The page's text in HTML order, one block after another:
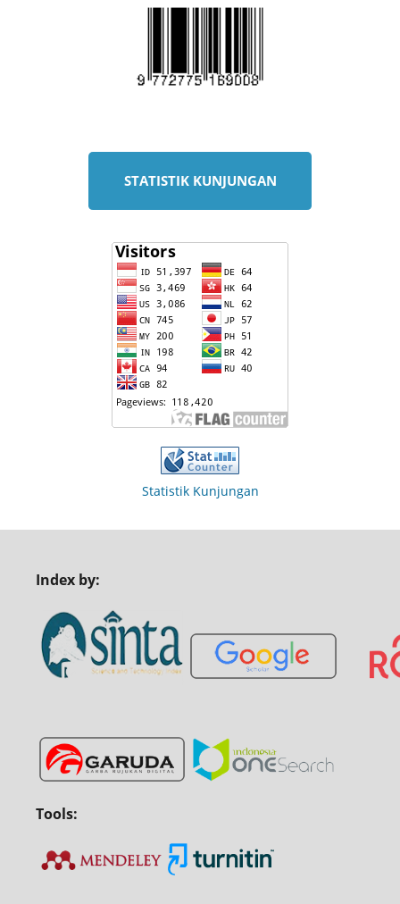
STATISTIK KUNJUNGAN
Statistik Kunjungan
Index by:
Tools: